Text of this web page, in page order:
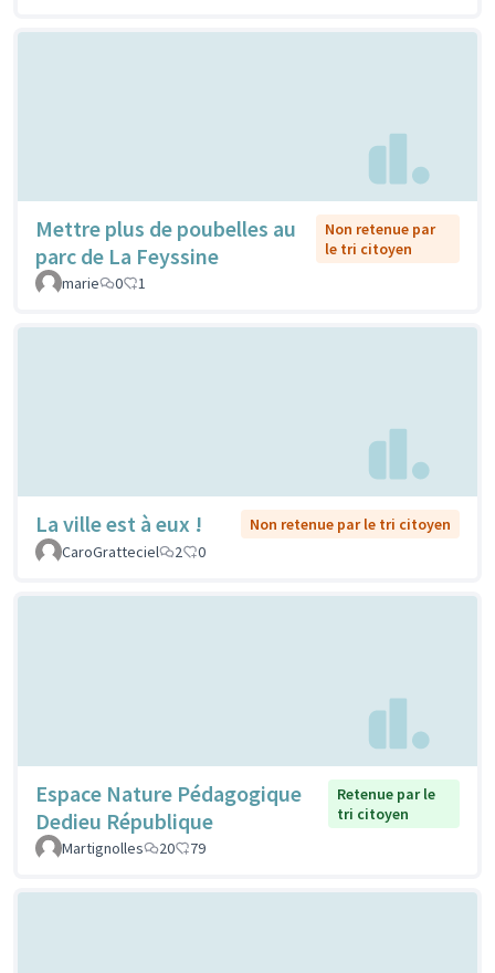
Mettre plus de poubelles au
parc de La Feyssine
Non retenue par
le tri citoyen
marie
0 1
La ville est à eux !
Non retenue par le tri citoyen
CaroGratteciel
2 0
Espace Nature Pédagogique
Dedieu République
Retenue par le
tri citoyen
Martignolles
20 79